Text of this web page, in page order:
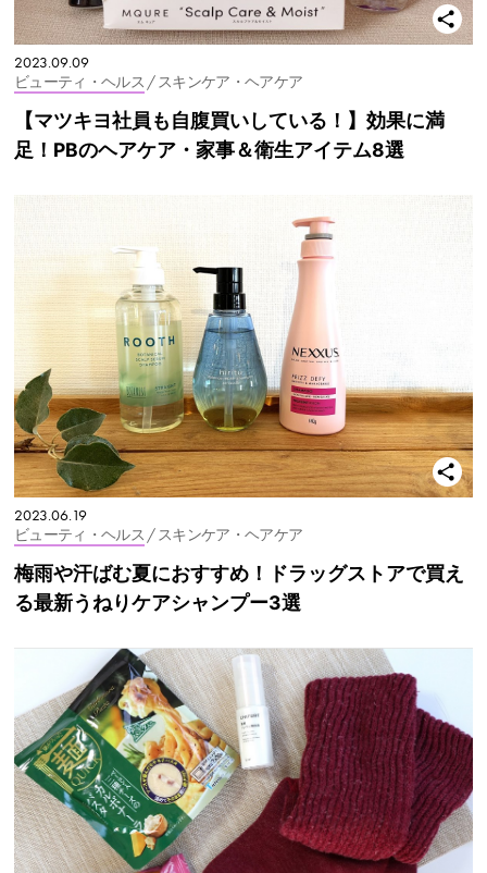
2023.09.09
ビューティ・ヘルス / スキンケア・ヘアケア
【マツキヨ社員も自腹買いしている！】効果に満
足！PBのヘアケア・家事＆衛生アイテム8選
2023.06.19
ビューティ・ヘルス / スキンケア・ヘアケア
梅雨や汗ばむ夏におすすめ！ドラッグストアで買え
る最新うねりケアシャンプー3選